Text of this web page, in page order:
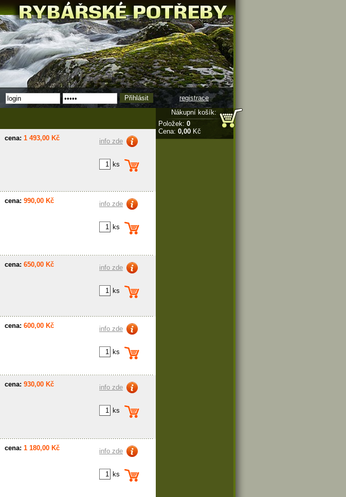
registrace
cena: 1 493,00 Kč info zde
ks
cena: 990,00 Kč info zde
ks
cena: 650,00 Kč info zde
ks
cena: 600,00 Kč info zde
ks
cena: 930,00 Kč info zde
ks
cena: 1 180,00 Kč info zde
ks
Nákupní košík:
Položek: 0
Cena: 0,00 Kč